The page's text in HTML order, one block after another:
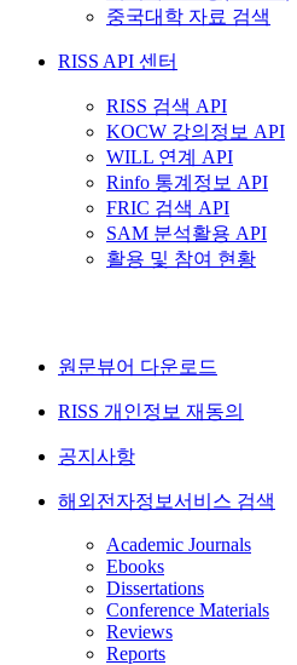
중국대학 자료 검색
RISS API 센터
RISS 검색 API
KOCW 강의정보 API
WILL 연계 API
Rinfo 통계정보 API
FRIC 검색 API
SAM 분석활용 API
활용 및 참여 현황
원문뷰어 다운로드
RISS 개인정보 재동의
공지사항
해외전자정보서비스 검색
Academic Journals
Ebooks
Dissertations
Conference Materials
Reviews
Reports